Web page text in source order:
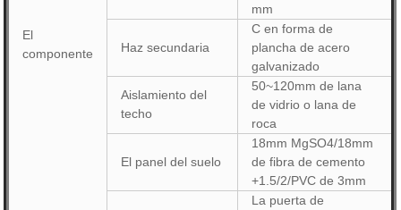
El
componente
mm
Haz secundaria
C en forma de
plancha de acero
galvanizado
Aislamiento del
techo
50~120mm de lana
de vidrio o lana de
roca
El panel del suelo
18mm MgSO4/18mm
de fibra de cemento
+1.5/2/PVC de 3mm
La puerta de